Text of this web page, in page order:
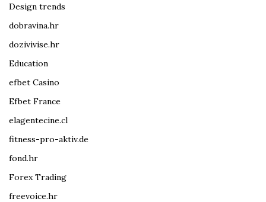
Design trends
dobravina.hr
dozivivise.hr
Education
efbet Casino
Efbet France
elagentecine.cl
fitness-pro-aktiv.de
fond.hr
Forex Trading
freevoice.hr